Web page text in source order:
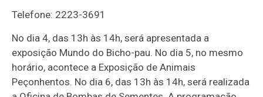
Telefone: 2223-3691
No dia 4, das 13h às 14h, será apresentada a
exposição Mundo do Bicho-pau. No dia 5, no mesmo
horário, acontece a Exposição de Animais
Peçonhentos. No dia 6, das 13h às 14h, será realizada